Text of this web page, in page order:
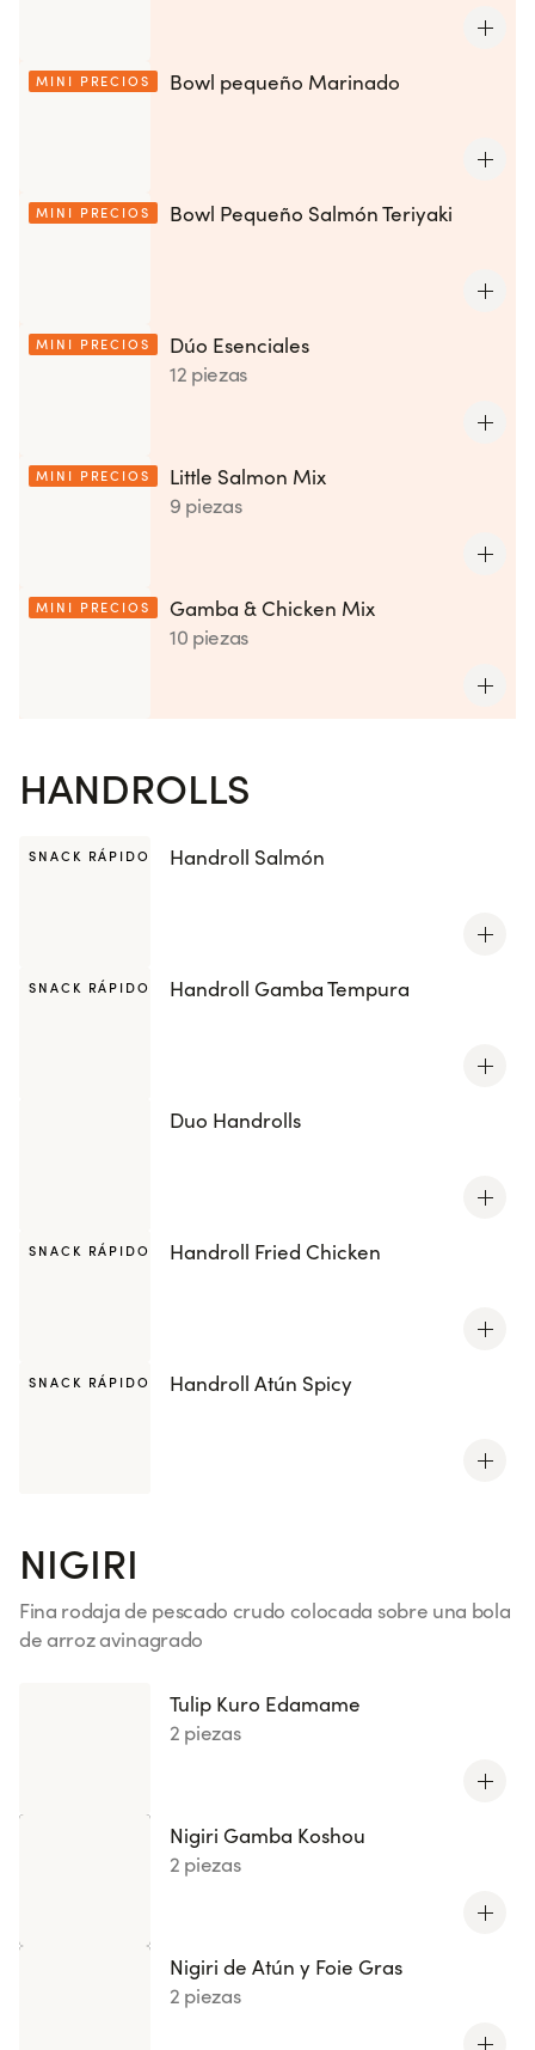
MINI PRECIOS Bowl pequeño Marinado
MINI PRECIOS Bowl Pequeño Salmón Teriyaki
MINI PRECIOS
Dúo Esenciales
12 piezas
MINI PRECIOS
Little Salmon Mix
9 piezas
MINI PRECIOS
Gamba & Chicken Mix
10 piezas
HANDROLLS
SNACK RÁPIDO Handroll Salmón
SNACK RÁPIDO Handroll Gamba Tempura
Duo Handrolls
SNACK RÁPIDO Handroll Fried Chicken
SNACK RÁPIDO Handroll Atún Spicy
NIGIRI
Fina rodaja de pescado crudo colocada sobre una bola
de arroz avinagrado
Tulip Kuro Edamame
2 piezas
Nigiri Gamba Koshou
2 piezas
Nigiri de Atún y Foie Gras
2 piezas